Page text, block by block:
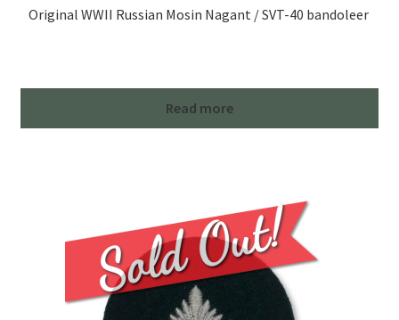
Original WWII Russian Mosin Nagant / SVT-40 bandoleer
Read more